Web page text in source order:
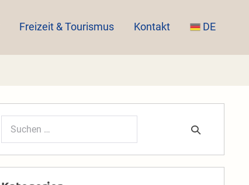
Freizeit & Tourismus Kontakt DE
Suchen